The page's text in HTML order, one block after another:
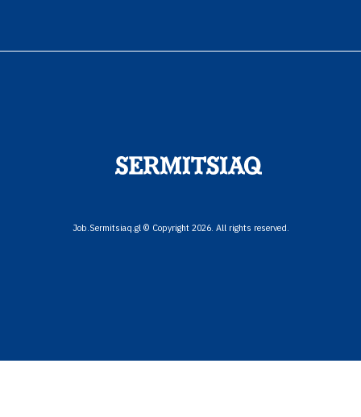
Job.Sermitsiaq.gl © Copyright 2026. All rights reserved.